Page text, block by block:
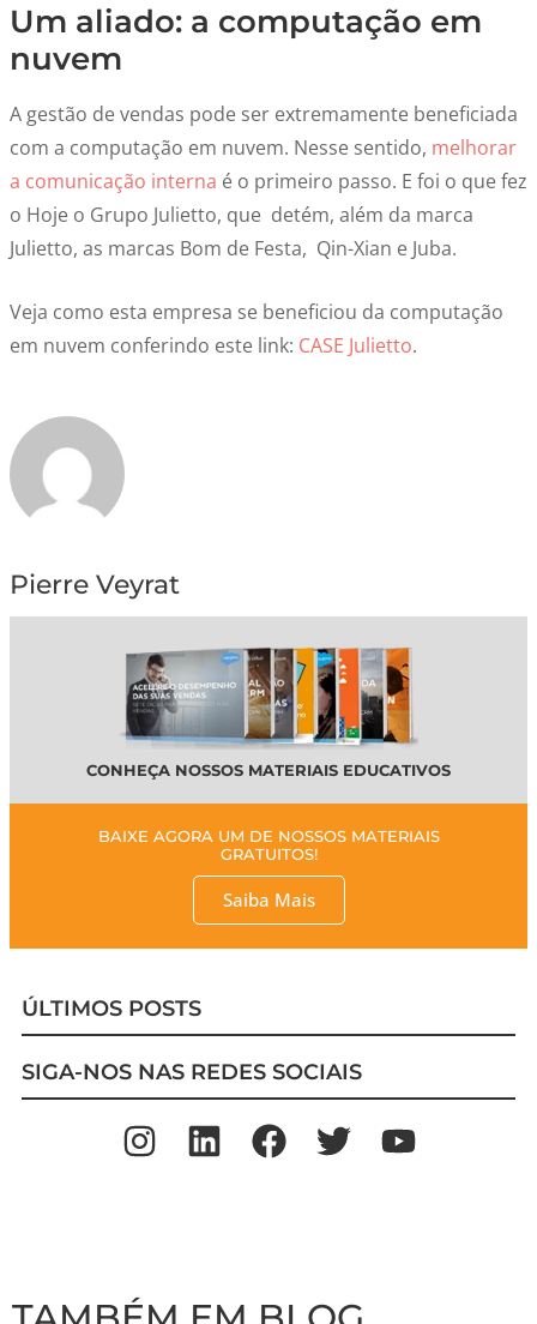
Um aliado: a computação em
nuvem
A gestão de vendas pode ser extremamente beneficiada
com a computação em nuvem. Nesse sentido, melhorar
a comunicação interna é o primeiro passo. E foi o que fez
o Hoje o Grupo Julietto, que detém, além da marca
Julietto, as marcas Bom de Festa, Qin-Xian e Juba.
Veja como esta empresa se beneficiou da computação
em nuvem conferindo este link: CASE Julietto.
Pierre Veyrat
CONHEÇA NOSSOS MATERIAIS EDUCATIVOS
BAIXE AGORA UM DE NOSSOS MATERIAIS
GRATUITOS!
Saiba Mais
ÚLTIMOS POSTS
SIGA-NOS NAS REDES SOCIAIS